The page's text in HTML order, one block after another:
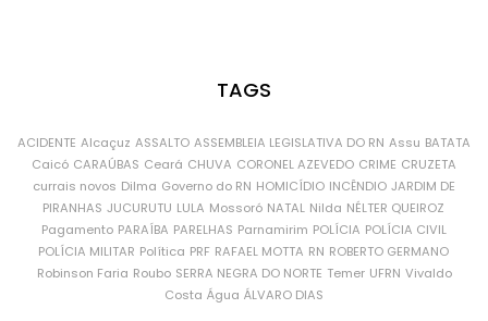
TAGS
ACIDENTE Alcaçuz ASSALTO ASSEMBLEIA LEGISLATIVA DO RN Assu BATATA
Caicó CARAÚBAS Ceará CHUVA CORONEL AZEVEDO CRIME CRUZETA
currais novos Dilma Governo do RN HOMICÍDIO INCÊNDIO JARDIM DE
PIRANHAS JUCURUTU LULA Mossoró NATAL Nilda NÉLTER QUEIROZ
Pagamento PARAÍBA PARELHAS Parnamirim POLÍCIA POLÍCIA CIVIL
POLÍCIA MILITAR Política PRF RAFAEL MOTTA RN ROBERTO GERMANO
Robinson Faria Roubo SERRA NEGRA DO NORTE Temer UFRN Vivaldo
Costa Água ÁLVARO DIAS